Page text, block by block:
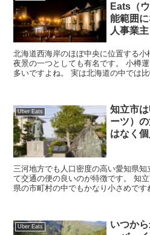
Eats（
能範囲
人事業
北海道西海岸のほぼ中央に位置する
夜景の一つとしても有名です。 小樽
多いですよね。 実は北海道の中では
Uber Eats
知立市
ーツ）
はなく
三河地方でも人口密度の高い愛知県
て交通の便の良いのが特徴です。 知
県の市町村の中でもかなり小さめですね。 そんな知立市
Uber Eats
いつか